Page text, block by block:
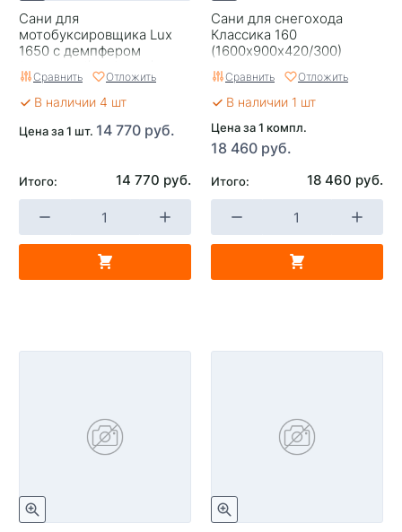
Сани для
мотобуксировщика Lux
1650 с демпфером
(1700х710/(500)х260)
Сравнить Отложить
В наличии 4 шт
Цена за 1 шт. 14 770 руб.
Итого: 14 770 руб.
Сани для снегохода
Классика 160
(1600х900х420/300)
улучшенная модель с
накладками
Сравнить Отложить
В наличии 1 шт
Цена за 1 компл.
18 460 руб.
Итого: 18 460 руб.